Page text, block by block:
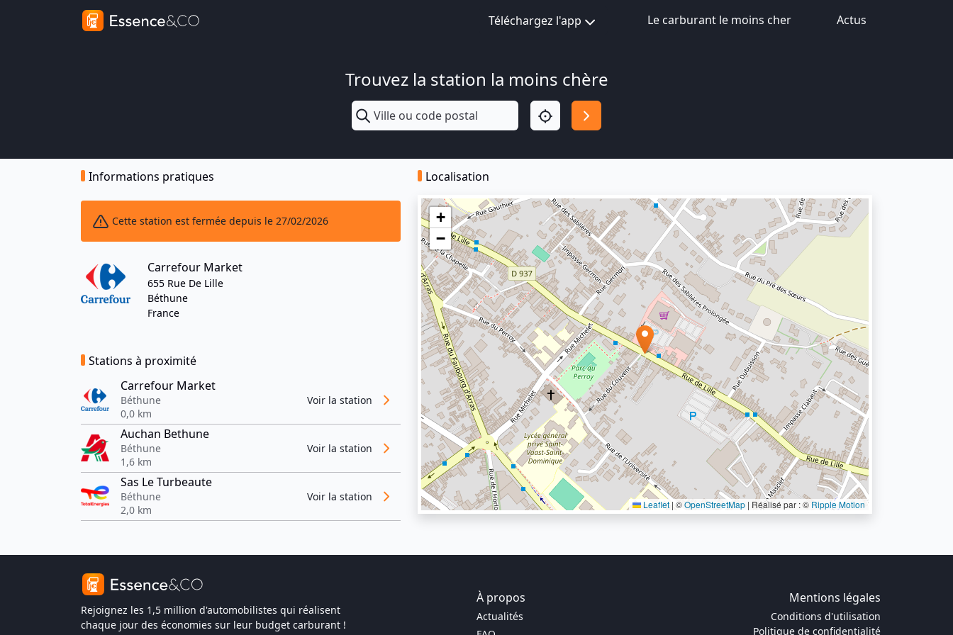
Téléchargez l'app Le carburant le moins cher Actus
Trouvez la station la moins chère
Informations pratiques
Cette station est fermée depuis le 27/02/2026
Carrefour Market
655 Rue De Lille
Béthune
France
Stations à proximité
Carrefour Market
Béthune
0,0 km
Voir la station
Auchan Bethune
Béthune
1,6 km
Voir la station
Sas Le Turbeaute
Béthune
2,0 km
Voir la station
Localisation
+
−
Leaflet | ©OpenStreetMap | Réalisé par : © Ripple Motion
Rejoignez les 1,5 million d'automobilistes qui réalisent
chaque jour des économies sur leur budget carburant !
À propos Mentions légales
Actualités
Conditions d'utilisation
Politique de confidentialité